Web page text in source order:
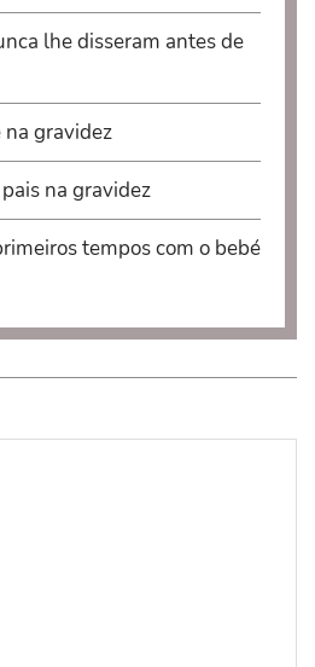
lhe disseram antes de
na gravidez
na gravidez
tempos com o bebé